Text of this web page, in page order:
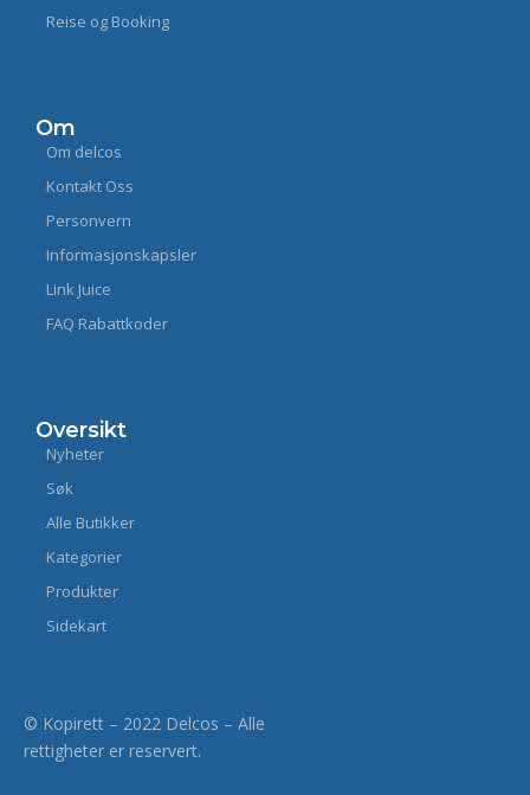
Reise og Booking
Om
Om delcos
Kontakt Oss
Personvern
Informasjonskapsler
Link Juice
FAQ Rabattkoder
Oversikt
Nyheter
Søk
Alle Butikker
Kategorier
Produkter
Sidekart
© Kopirett – 2022 Delcos – Alle
rettigheter er reservert.